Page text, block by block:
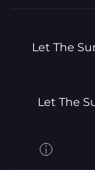
Let The
Let The